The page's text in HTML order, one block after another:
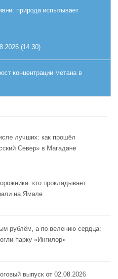
природа испытывает
(14:30)
концентрации метана в
лучших: как прошёл
Север» в Магадане
кто прокладывает
на Ямале
рублём, а по велению сердца:
парку «Ингилор»
выпуск от 02.08.2026